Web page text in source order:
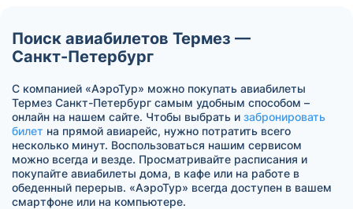
Поиск авиабилетов Термез —
Санкт-Петербург
С компанией «АэроТур» можно покупать авиабилеты
Термез Санкт-Петербург самым удобным способом –
онлайн на нашем сайте. Чтобы выбрать и забронировать
билет на прямой авиарейс, нужно потратить всего
несколько минут. Воспользоваться нашим сервисом
можно всегда и везде. Просматривайте расписания и
покупайте авиабилеты дома, в кафе или на работе в
обеденный перерыв. «АэроТур» всегда доступен в вашем
смартфоне или на компьютере.